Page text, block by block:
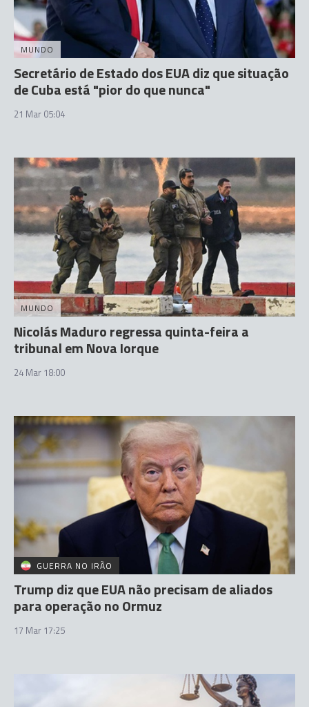
MUNDO
Secretário de Estado dos EUA diz que situação
de Cuba está "pior do que nunca"
21 Mar 05:04
MUNDO
Nicolás Maduro regressa quinta-feira a
tribunal em Nova Iorque
24 Mar 18:00
GUERRA NO IRÃO
Trump diz que EUA não precisam de aliados
para operação no Ormuz
17 Mar 17:25